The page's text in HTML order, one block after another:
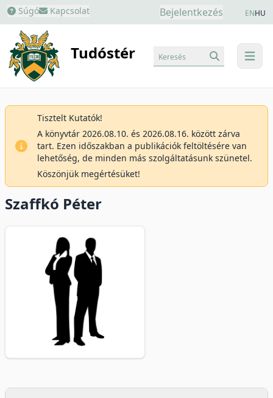
Súgó Kapcsolat Bejelentkezés ENHU
Tudóstér menu
Keresés
Tisztelt Kutatók!
A könyvtár 2026.08.10. és 2026.08.16. között zárva
tart. Ezen időszakban a publikációk feltöltésére van
lehetőség, de minden más szolgáltatásunk szünetel.
Köszönjük megértésüket!
Szaffkó Péter